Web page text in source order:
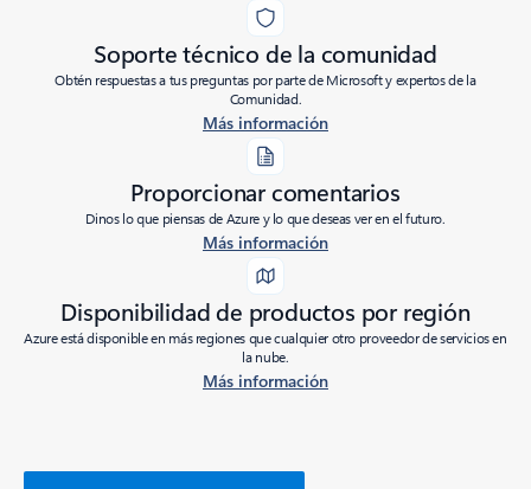
Soporte técnico de la comunidad
Obtén respuestas a tus preguntas por parte de Microsoft y expertos de la
Comunidad.
Más información
Proporcionar comentarios
Dinos lo que piensas de Azure y lo que deseas ver en el futuro.
Más información
Disponibilidad de productos por región
Azure está disponible en más regiones que cualquier otro proveedor de servicios en
la nube.
Más información